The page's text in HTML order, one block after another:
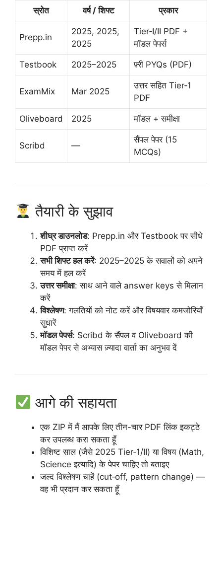
स्रोत वर्ष / शिफ्ट प्रकार
Prepp.in
2025, 2025,
2025
Tier‑I/II PDF +
मॉडल पेपर्स
Testbook 2025–2025 फ़्री PYQs (PDF)
ExamMix Mar 2025
उत्तर सहित Tier‑1
PDF
Oliveboard 2025 मॉडल + समीक्षा
Scribd —
सैंपल पेपर (15
MCQs)
तैयारी के सुझाव
शीघ्र डाउनलोड: Prepp.in और Testbook पर सीधे
PDF प्राप्त करें
सभी शिफ्ट हल करें: 2025–2025 के सवालों को अपने
समय में हल करें
उत्तर समीक्षा: साथ आने वाले answer keys से मिलान
करें
विश्लेषण: गलतियों को नोट करें और विषयवार कमजोरियाँ
सुधारें
मॉडल पेपर्स: Scribd के सैंपल व Oliveboard की
मॉडल पेपर से अभ्यास ज़्यादा वार्ता का अनुभव दें
आगे की सहायता
एक ZIP में मैं आपके लिए तीन-चार PDF लिंक इकट्ठे
कर उपलब्ध करा सकता हूँ
विशिष्ट साल (जैसे 2025 Tier‑1/II) या विषय (Math,
Science इत्यादि) के पेपर चाहिए तो बताइए
जल्द विश्लेषण चाहें (cut‑off, pattern change) —
वह भी प्रदान कर सकता हूँ